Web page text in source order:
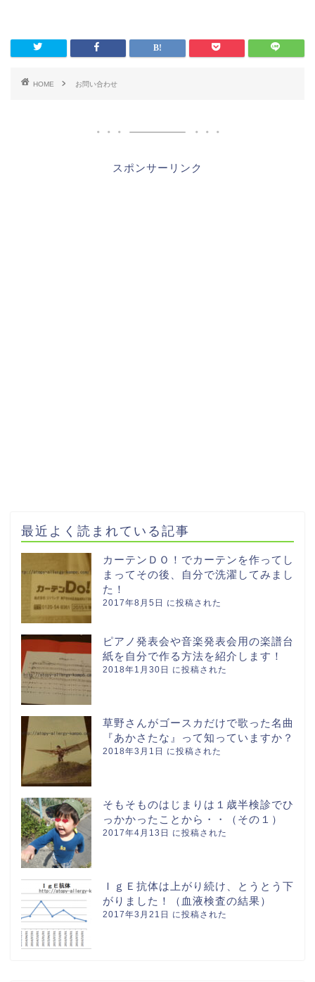
HOME お問い合わせ
スポンサーリンク
最近よく読まれている記事
カーテンＤＯ！でカーテンを作ってし
まってその後、自分で洗濯してみまし
た！
2017年8月5日 に投稿された
ピアノ発表会や音楽発表会用の楽譜台
紙を自分で作る方法を紹介します！
2018年1月30日 に投稿された
草野さんがゴースカだけで歌った名曲
『あかさたな』って知っていますか？
2018年3月1日 に投稿された
そもそものはじまりは１歳半検診でひ
っかかったことから・・（その１）
2017年4月13日 に投稿された
ＩｇＥ抗体は上がり続け、とうとう下
がりました！（血液検査の結果）
2017年3月21日 に投稿された